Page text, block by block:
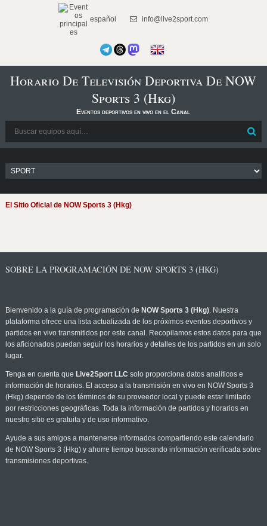
español info@live2sport.com
Horario De Televisión Deportiva De NOW
Sports 3 (Hkg)
Eventos deportivos en vivo en el Canal
El Sitio Oficial de NOW Sports 3 (Hkg)
SOBRE LA PROGRAMACIÓN DE NOW SPORTS 3 (HKG)
Bienvenido a la guía de programación de NOW Sports 3 (Hkg). Nuestra
plataforma ofrece una lista actualizada de los próximos eventos deportivos y
partidos en vivo transmitidos por este canal. Recopilamos estos datos para que
los aficionados puedan seguir los horarios y detalles de los partidos en un solo
lugar.
Tenga en cuenta que Live2Sport LLC solo proporciona datos analíticos e
información de horarios. El acceso a la transmisión en vivo en NOW Sports 3
(Hkg) depende de los términos de su proveedor local y puede estar limitado
por restricciones geográficas. Toda la información de partidos y horarios en
nuestro sitio es gratuita y de uso informativo.
Ayude a sus amigos a mantenerse informados compartiendo este calendario
de NOW Sports 3 (Hkg) y ahorre tiempo buscando información verificada sobre
transmisiones deportivas.